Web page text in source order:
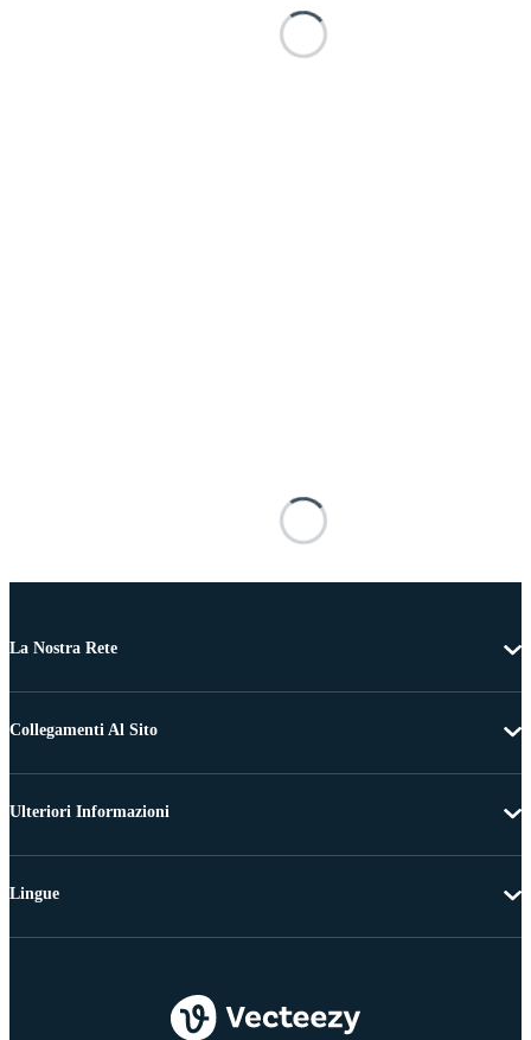
La Nostra Rete
Collegamenti Al Sito
Ulteriori Informazioni
Lingue